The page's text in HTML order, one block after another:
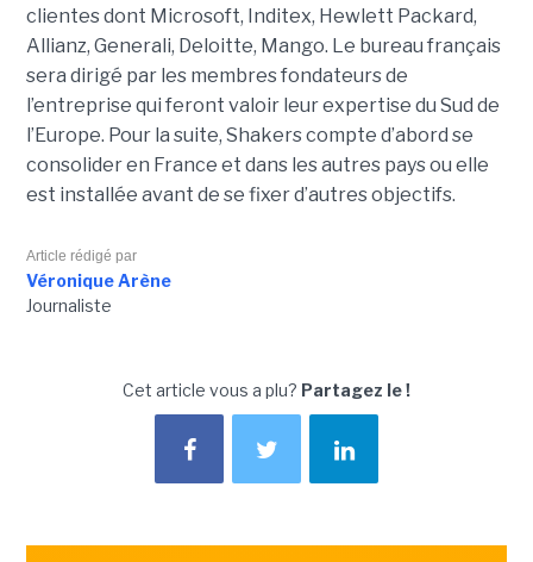
clientes dont Microsoft, Inditex, Hewlett Packard,
Allianz, Generali, Deloitte, Mango. Le bureau français
sera dirigé par les membres fondateurs de
l’entreprise qui feront valoir leur expertise du Sud de
l’Europe. Pour la suite, Shakers compte d’abord se
consolider en France et dans les autres pays ou elle
est installée avant de se fixer d’autres objectifs.
Article rédigé par
Véronique Arène
Journaliste
Cet article vous a plu? Partagez le !